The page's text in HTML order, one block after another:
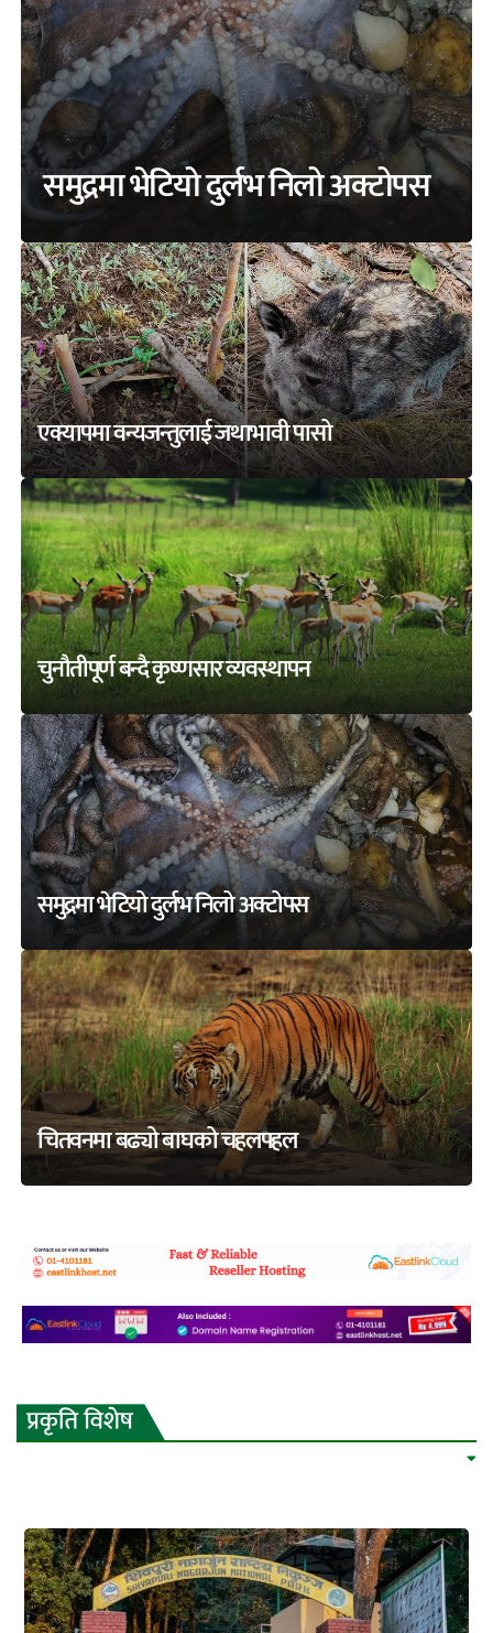
समुद्रमा भेटियो दुर्लभ निलो अक्टोपस
एक्यापमा वन्यजन्तुलाई जथाभावी पासो
चुनौतीपूर्ण बन्दै कृष्णसार व्यवस्थापन
समुद्रमा भेटियो दुर्लभ निलो अक्टोपस
चितवनमा बढ्यो बाघको चहलपहल